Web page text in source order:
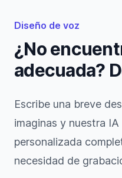
Diseño de voz
¿No
adecuada?
Escribe una breve
imaginas y nuestra
personalizada
necesidad de